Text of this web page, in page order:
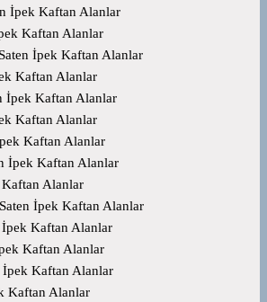
İpek Kaftan Alanlar
Kaftan Alanlar
İpek Kaftan Alanlar
Kaftan Alanlar
İpek Kaftan Alanlar
Kaftan Alanlar
Kaftan Alanlar
İpek Kaftan Alanlar
Alanlar
İpek Kaftan Alanlar
İpek Kaftan Alanlar
Kaftan Alanlar
İpek Kaftan Alanlar
Kaftan Alanlar